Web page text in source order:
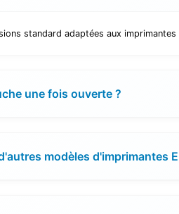
standard adaptées aux
une fois ouverte ?
modèles d'imprimantes